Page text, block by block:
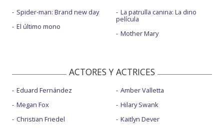
Spider-man: Brand new day
El último mono
La patrulla canina: La dino
película
Mother Mary
ACTORES Y ACTRICES
Eduard Fernández
Megan Fox
Christian Friedel
Amber Valletta
Hilary Swank
Kaitlyn Dever